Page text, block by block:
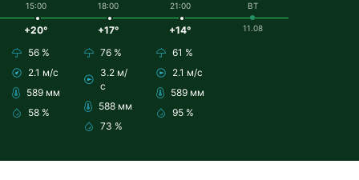
15:00
+20°
56 %
2.1 м/с
589 мм
58 %
18:00
+17°
76 %
3.2 м/
с
588 мм
73 %
21:00
+14°
61 %
2.1 м/с
589 мм
95 %
ВТ
11.08